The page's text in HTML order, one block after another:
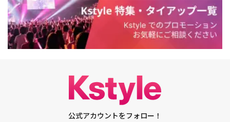
公式アカウントをフォロー！